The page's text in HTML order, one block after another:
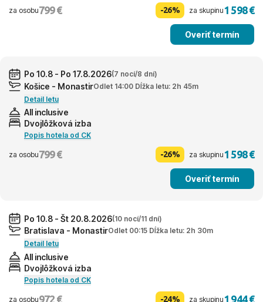
za osobu799 € -26% za skupinu1 598 €
Overiť termín
Po 10.8 - Po 17.8.2026(7 nocí/8 dní)
Košice - MonastirOdlet 14:00 Dĺžka letu: 2h 45m
Detail letu
All inclusive
Dvojlôžková izba
Popis hotela od CK
za osobu799 € -26% za skupinu1 598 €
Overiť termín
Po 10.8 - Št 20.8.2026(10 nocí/11 dní)
Bratislava - MonastirOdlet 00:15 Dĺžka letu: 2h 30m
Detail letu
All inclusive
Dvojlôžková izba
Popis hotela od CK
za osobu972 € -24% za skupinu1 944 €